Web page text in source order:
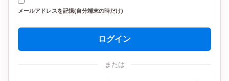
メールアドレスを記憶(自分端末の時だけ)
ログイン
または